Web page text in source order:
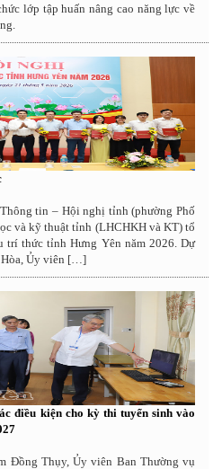
lớp tập huấn nâng cao năng lực về
tin – Hội nghị tỉnh (phường Phố
và kỹ thuật tỉnh (LHCHKH và KT) tổ
trí thức tỉnh Hưng Yên năm 2026. Dự
Hòa, Ủy viên […]
điều kiện cho kỳ thi tuyển sinh vào
Đồng Thụy, Ủy viên Ban Thường vụ